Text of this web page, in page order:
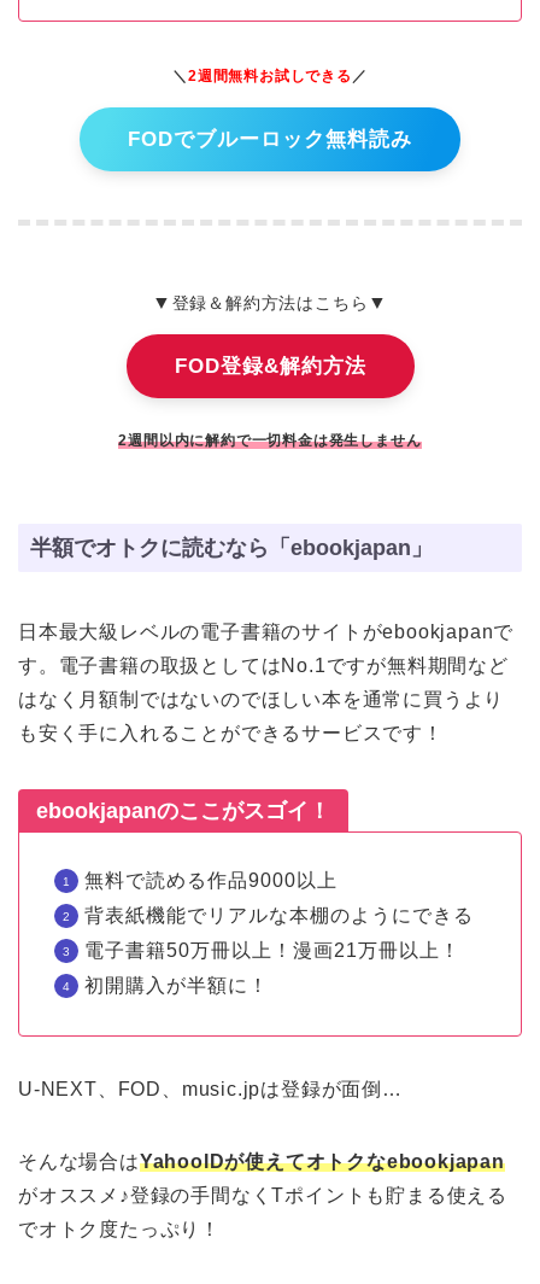
＼2週間無料お試しできる ／
FODでブルーロック無料読み
▼ 登録＆解約方法はこちら ▼
FOD登録&解約方法
2週間以内に解約で一切料金は発生しません
半額でオトクに読むなら「ebookjapan」
日本最大級レベルの電子書籍のサイトがebookjapanで
す。電子書籍の取扱としてはNo.1ですが無料期間など
はなく月額制ではないのでほしい本を通常に買うより
も安く手に入れることができるサービスです！
ebookjapanのここがスゴイ！
無料で読める作品9000以上
背表紙機能でリアルな本棚のようにできる
電子書籍50万冊以上！漫画21万冊以上！
初開購入が半額に！
U-NEXT、FOD、music.jpは登録が面倒…
そんな場合はYahooIDが使えてオトクなebookjapan
がオススメ♪登録の手間なくTポイントも貯まる使える
でオトク度たっぷり！